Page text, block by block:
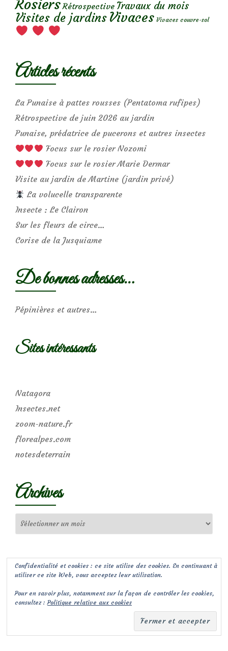
Rosiers Rétrospective Travaux du mois
Visites de jardins Vivaces Vivaces couvre-sol
Articles récents
La Punaise à pattes rousses (Pentatoma rufipes)
Rétrospective de juin 2026 au jardin
Punaise, prédatrice de pucerons et autres insectes
Focus sur le rosier Nozomi
Focus sur le rosier Marie Dermar
Visite au jardin de Martine (jardin privé)
La volucelle transparente
Insecte : Le Clairon
Sur les fleurs de circe…
Corise de la Jusquiame
De bonnes adresses…
Pépinières et autres…
Sites intéressants
Natagora
Insectes.net
zoom-nature.fr
florealpes.com
notesdeterrain
Archives
Confidentialité et cookies : ce site utilise des cookies. En continuant à
utiliser ce site Web, vous acceptez leur utilisation.
Pour en savoir plus, notamment sur la façon de contrôler les cookies,
consultez :Politique relative aux cookies